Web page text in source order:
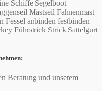
Schiffe Segelboot
Mastseil Fahnenmast
Fessel anbinden festbinden
Führstrick Strick Sattelgurt
Beratung und unserem